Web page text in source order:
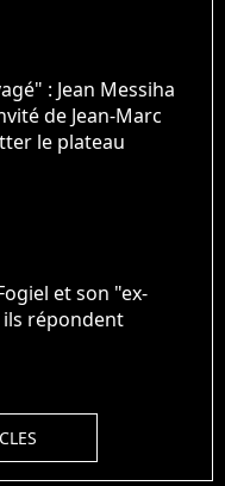
: Jean Messiha
de Jean-Marc
le plateau
et son "ex-
répondent